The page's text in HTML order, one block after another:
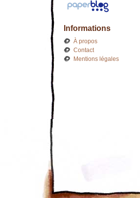
Informations
À propos
Contact
Mentions légales